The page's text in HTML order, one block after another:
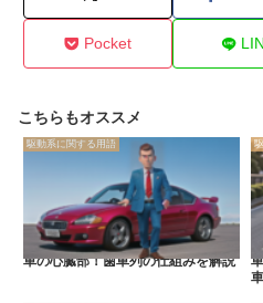
Pocket
こちらもオススメ
駆動系に関する用語
車の心臓部！歯車列の仕組みを解説